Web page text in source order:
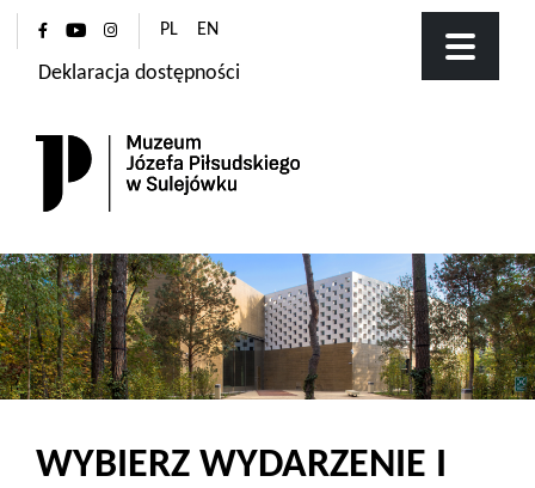
Deklaracja dostępności
PL EN
WYBIERZ WYDARZENIE I